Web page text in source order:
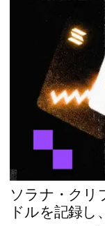
ソラナ・クリ
ドルを記録し